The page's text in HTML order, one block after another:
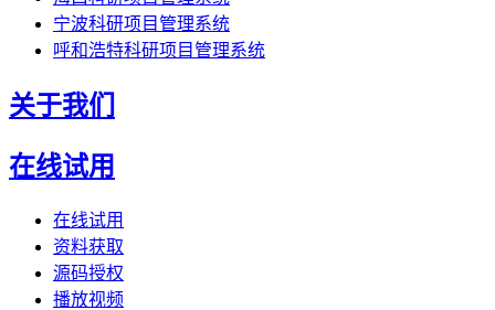
宁波科研项目管理系统
呼和浩特科研项目管理系统
关于我们
在线试用
在线试用
资料获取
源码授权
播放视频